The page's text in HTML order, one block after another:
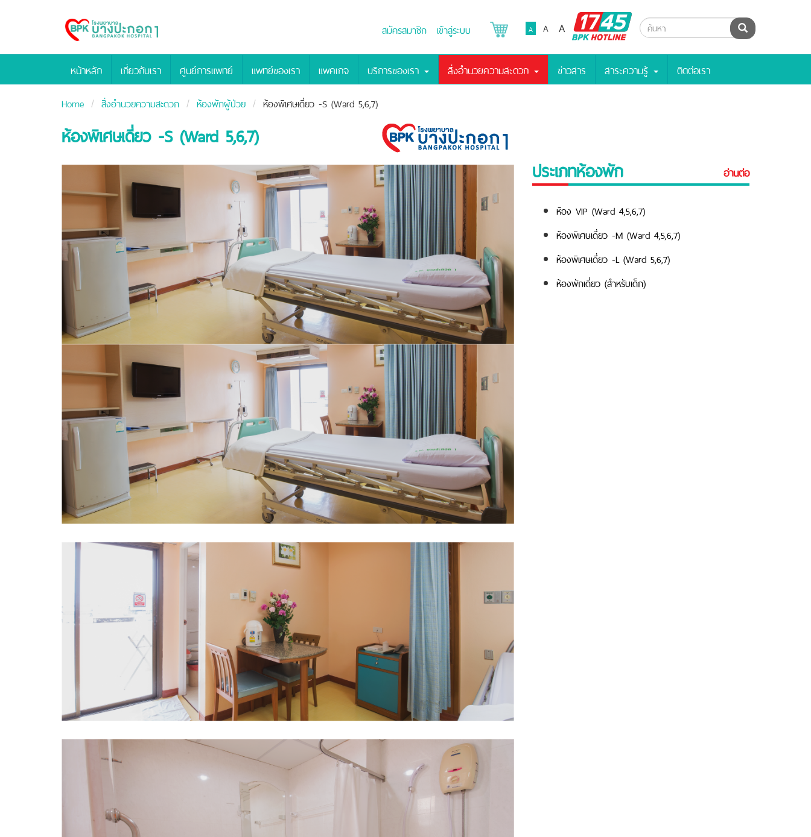
Bangpakok
Hospital
สมัครสมาชิก เข้าสู่ระบบ A A A
BPK
Hotline
ค้นหา
หน้าหลัก เกี่ยวกับเรา ศูนย์การแพทย์ แพทย์ของเรา แพคเกจ บริการของเรา สิ่งอำนวยความสะดวก ข่าวสาร สาระความรู้ ติดต่อเรา
Home สิ่งอำนวยความสะดวก ห้องพักผู้ป่วย ห้องพิเศษเดี่ยว -S (Ward 5,6,7)
ห้องพิเศษเดี่ยว -S (Ward 5,6,7)
ประเภทห้องพัก อ่านต่อ
ห้อง VIP (Ward 4,5,6,7)
ห้องพิเศษเดี่ยว -M (Ward 4,5,6,7)
ห้องพิเศษเดี่ยว -L (Ward 5,6,7)
ห้องพักเดี่ยว (สำหรับเด็ก)